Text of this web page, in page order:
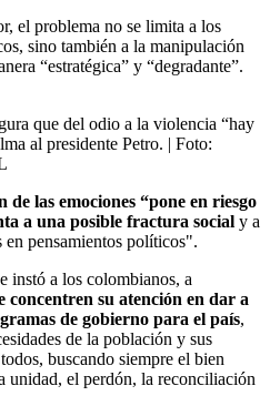
el problema no se limita a los
sino también a la manipulación
“estratégica” y “degradante”.
que del odio a la violencia “hay
al presidente Petro. | Foto:
las emociones “pone en riesgo
a una posible fractura social y a
pensamientos políticos".
instó a los colombianos, a
concentren su atención en dar a
de gobierno para el país,
de la población y sus
buscando siempre el bien
unidad, el perdón, la reconciliación